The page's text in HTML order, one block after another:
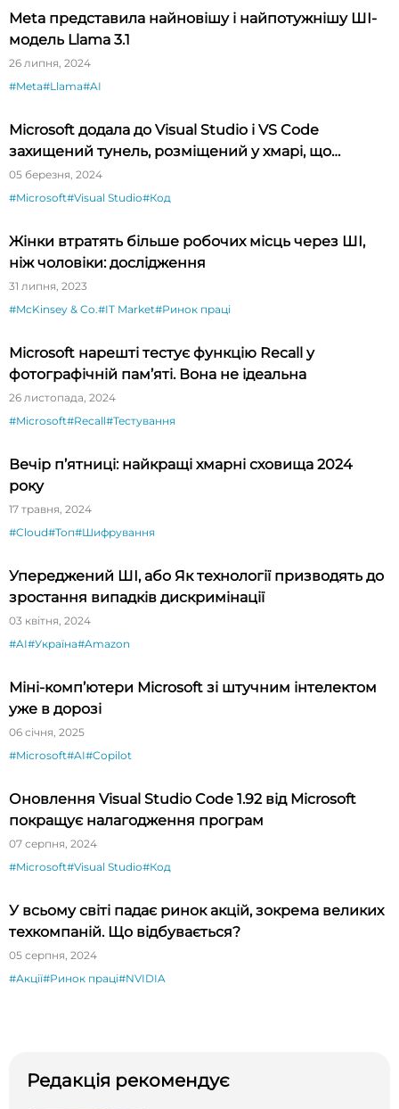
Meta представила найновішу і найпотужнішу ШІ-
модель Llama 3.1
26 липня, 2024
#Meta#Llama#AI
Microsoft додала до Visual Studio і VS Code
захищений тунель, розміщений у хмарі, що
спрощує тестування API
05 березня, 2024
#Microsoft#Visual Studio#Код
Жінки втратять більше робочих місць через ШІ,
ніж чоловіки: дослідження
31 липня, 2023
#McKinsey & Co.#IT Market#Ринок праці
Microsoft нарешті тестує функцію Recall у
фотографічній пам’яті. Вона не ідеальна
26 листопада, 2024
#Microsoft#Recall#Тестування
Вечір п’ятниці: найкращі хмарні сховища 2024
року
17 травня, 2024
#Cloud#Топ#Шифрування
Упереджений ШІ, або Як технології призводять до
зростання випадків дискримінації
03 квітня, 2024
#AI#Україна#Amazon
Міні-комп’ютери Microsoft зі штучним інтелектом
уже в дорозі
06 січня, 2025
#Microsoft#AI#Copilot
Оновлення Visual Studio Code 1.92 від Microsoft
покращує налагодження програм
07 серпня, 2024
#Microsoft#Visual Studio#Код
У всьому світі падає ринок акцій, зокрема великих
техкомпаній. Що відбувається?
05 серпня, 2024
#Акції#Ринок праці#NVIDIA
Редакція рекомендує